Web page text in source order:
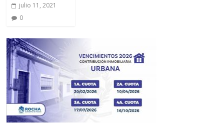
julio 11, 2021
0